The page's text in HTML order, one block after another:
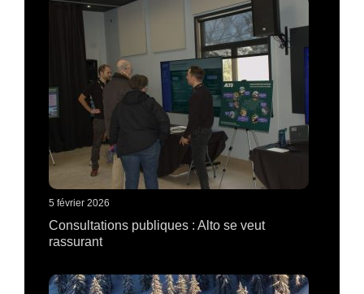
5 février 2026
Consultations publiques : Alto se veut
rassurant